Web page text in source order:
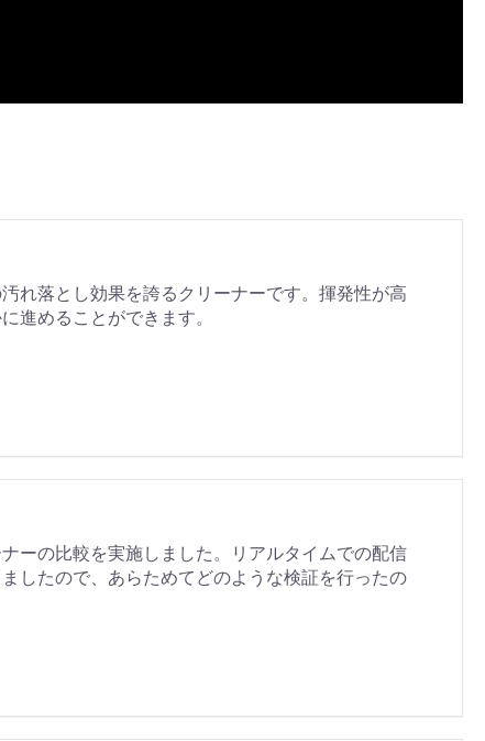
れ落とし効果を誇るクリーナーです。揮発性が高
進めることができます。
ーの比較を実施しました。リアルタイムでの配信
したので、あらためてどのような検証を行ったの